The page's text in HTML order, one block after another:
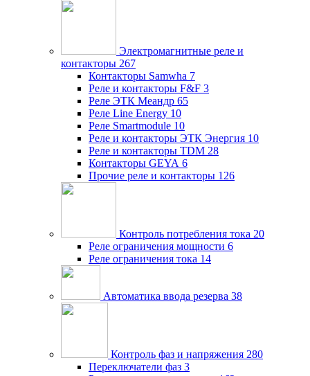
Электромагнитные реле и
контакторы 267
Контакторы Samwha 7
Реле и контакторы F&F 3
Реле ЭТК Меандр 65
Реле Line Energy 10
Реле Smartmodule 10
Реле и контакторы ЭТК Энергия 10
Реле и контакторы TDM 28
Контакторы GEYA 6
Прочие реле и контакторы 126
Контроль потребления тока 20
Реле ограничения мощности 6
Реле ограничения тока 14
Автоматика ввода резерва 38
Контроль фаз и напряжения 280
Переключатели фаз 3